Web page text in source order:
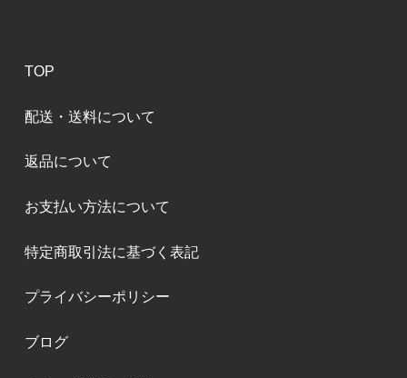
TOP
配送・送料について
返品について
お支払い方法について
特定商取引法に基づく表記
プライバシーポリシー
ブログ